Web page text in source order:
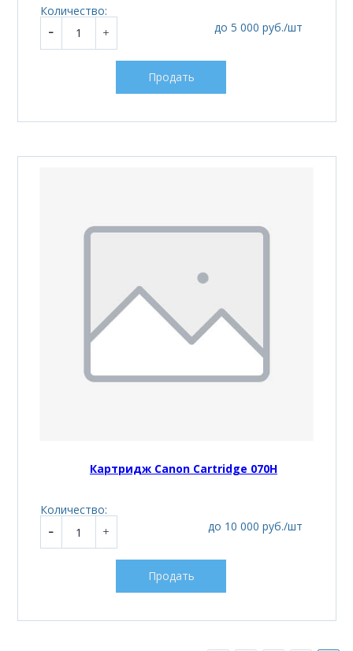
Количество:
до 5 000 руб./шт
Продать
Картридж Canon Cartridge 070H
Количество:
до 10 000 руб./шт
Продать